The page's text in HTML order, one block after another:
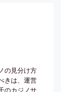
の見分け方
きは、運営
のカジノサ